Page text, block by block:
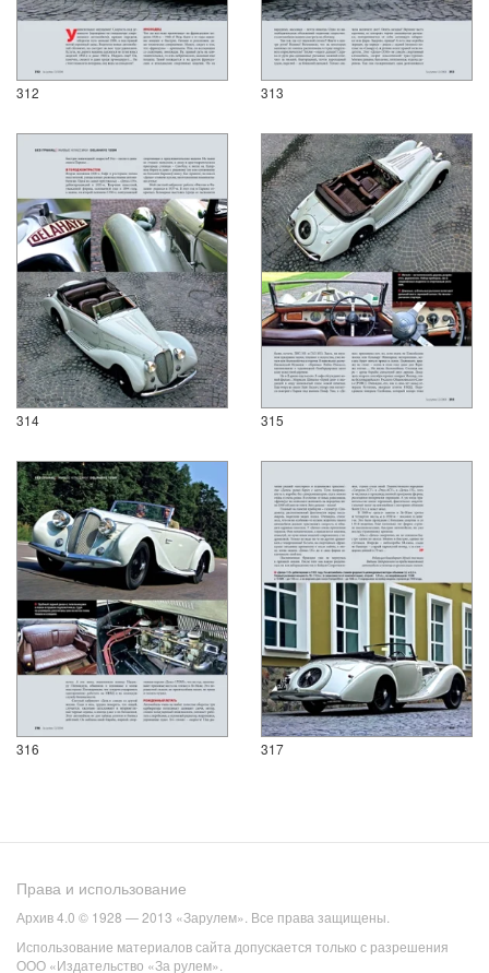
312 313
314 315
316 317
Права и использование
Архив 4.0 © 1928 — 2013 «Зарулем». Все права защищены.
Использование материалов сайта допускается только с разрешения
ООО «Издательство «За рулем».